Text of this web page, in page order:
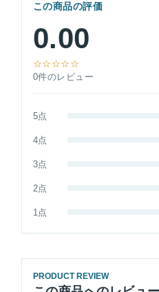
この商品の評価
0.00
☆☆☆☆☆
0件のレビュー
5点
4点
3点
2点
1点
PRODUCT REVIEW